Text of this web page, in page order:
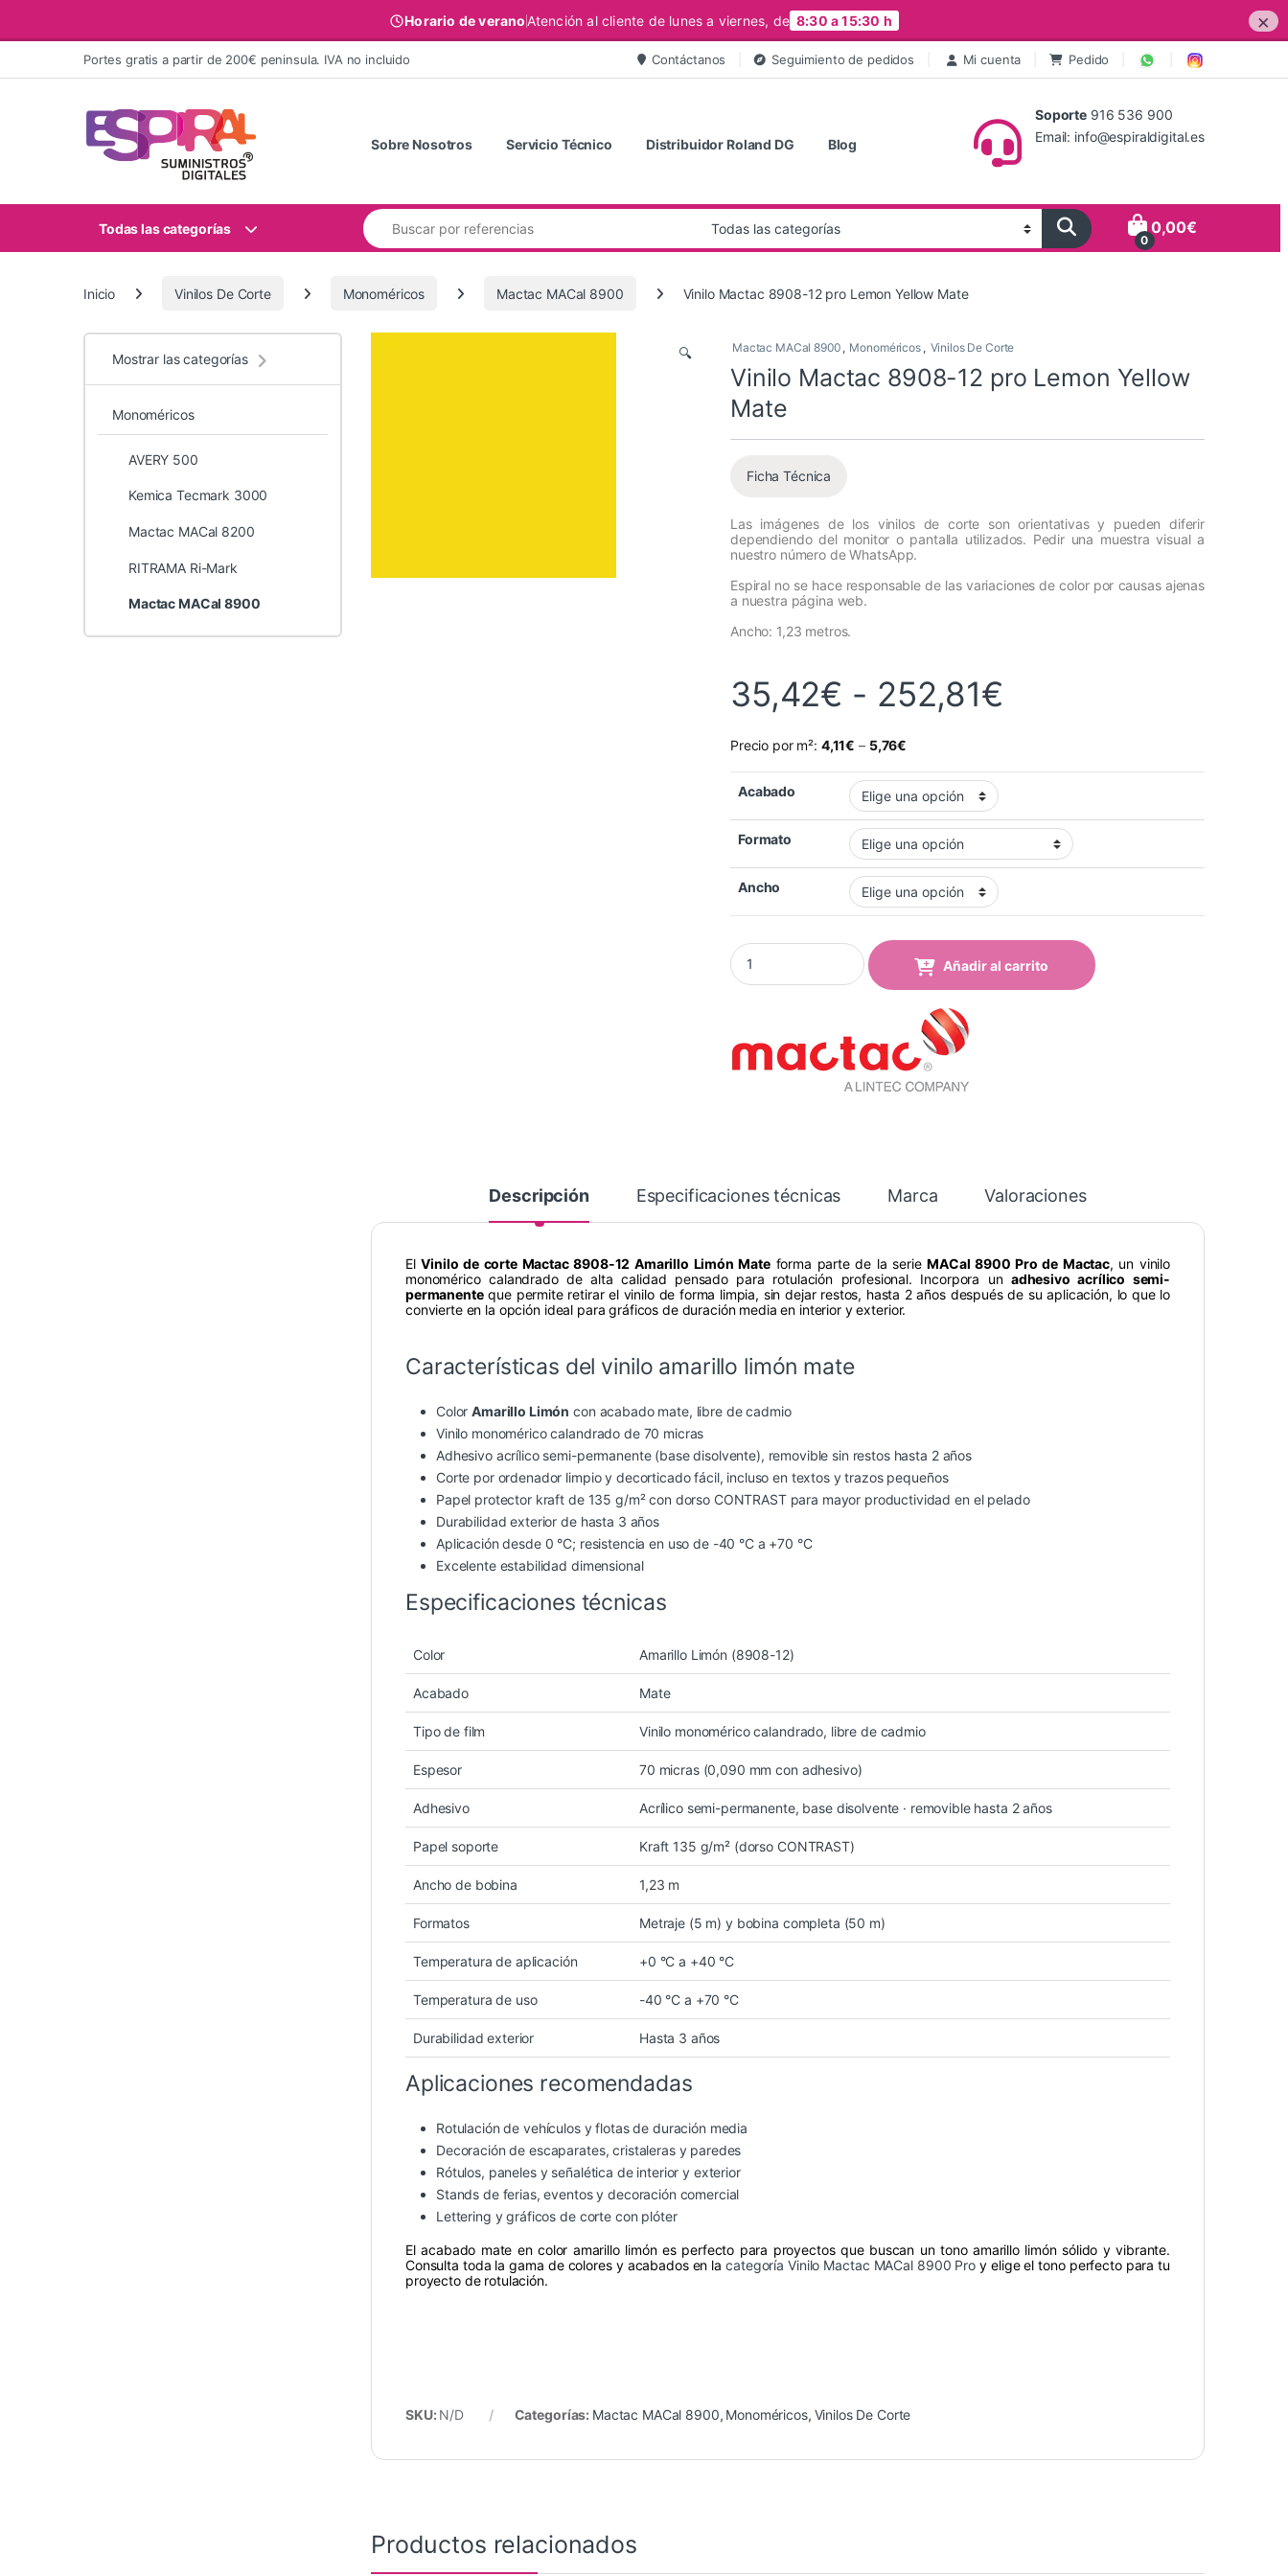
Horario de veranoAtención al cliente de lunes a viernes, de 8:30 a 15:30 h ×
Ir al contenidoPortes gratis a partir de 200€ peninsula. IVA no incluido Contáctanos Seguimiento de pedidos Mi cuenta Pedido
Sobre Nosotros Servicio Técnico Distribuidor Roland DG Blog
Soporte 916 536 900
Email: info@espiraldigital.es
Todas las categorías
Buscar:
0
0,00€
Inicio Vinilos De Corte Monoméricos Mactac MACal 8900 Vinilo Mactac 8908-12 pro Lemon Yellow Mate
🔍 Mactac MACal 8900 , Monoméricos , Vinilos De Corte
Vinilo Mactac 8908-12 pro Lemon Yellow
Mate
Ficha Técnica
Las imágenes de los vinilos de corte son orientativas y pueden diferir
dependiendo del monitor o pantalla utilizados. Pedir una muestra visual a
nuestro número de WhatsApp.
Espiral no se hace responsable de las variaciones de color por causas ajenas
a nuestra página web.
Ancho: 1,23 metros.
35,42€ - 252,81€
Precio por m²: 4,11€ – 5,76€
Acabado
Formato
Ancho
Vinilo Mactac 8908-12 pro Lemon Yellow Mate quantity
Añadir al carrito
Descripción Especificaciones técnicas Marca Valoraciones
ElVinilo de corte Mactac 8908-12 Amarillo Limón Mateforma parte de la serieMACal 8900 Pro de Mactac, un vinilo
monomérico calandrado de alta calidad pensado para rotulación profesional. Incorpora un adhesivo acrílico semi-
permanenteque permite retirar el vinilo de forma limpia, sin dejar restos, hasta 2 años después de su aplicación, lo que lo
convierte en la opción ideal para gráficos de duración media en interior y exterior.
Características del vinilo amarillo limón mate
ColorAmarillo Limón con acabado mate, libre de cadmio
Vinilo monomérico calandrado de 70 micras
Adhesivo acrílico semi-permanente (base disolvente), removible sin restos hasta 2 años
Corte por ordenador limpio y decorticado fácil, incluso en textos y trazos pequeños
Papel protector kraft de 135 g/m² con dorso CONTRAST para mayor productividad en el pelado
Durabilidad exterior de hasta 3 años
Aplicación desde 0 °C; resistencia en uso de -40 °C a +70 °C
Excelente estabilidad dimensional
Especificaciones técnicas
Color Amarillo Limón (8908-12)
Acabado Mate
Tipo de film Vinilo monomérico calandrado, libre de cadmio
Espesor 70 micras (0,090 mm con adhesivo)
Adhesivo Acrílico semi-permanente, base disolvente · removible hasta 2 años
Papel soporte Kraft 135 g/m² (dorso CONTRAST)
Ancho de bobina 1,23 m
Formatos Metraje (5 m) y bobina completa (50 m)
Temperatura de aplicación +0 °C a +40 °C
Temperatura de uso -40 °C a +70 °C
Durabilidad exterior Hasta 3 años
Aplicaciones recomendadas
Rotulación de vehículos y flotas de duración media
Decoración de escaparates, cristaleras y paredes
Rótulos, paneles y señalética de interior y exterior
Stands de ferias, eventos y decoración comercial
Lettering y gráficos de corte con plóter
El acabado mate en color amarillo limón es perfecto para proyectos que buscan un tono amarillo limón sólido y vibrante.
Consulta toda la gama de colores y acabados en lacategoría Vinilo Mactac MACal 8900 Pro y elige el tono perfecto para tu
proyecto de rotulación.
SKU: N/D Categorías: Mactac MACal 8900, Monoméricos, Vinilos De Corte
Productos relacionados
Mostrar las categorías
Monoméricos
AVERY 500
Kemica Tecmark 3000
Mactac MACal 8200
RITRAMA Ri-Mark
Mactac MACal 8900